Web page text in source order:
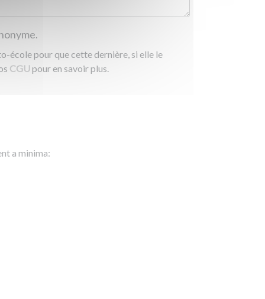
école pour que cette dernière, si elle le
CGUpour en savoir plus.
a minima: